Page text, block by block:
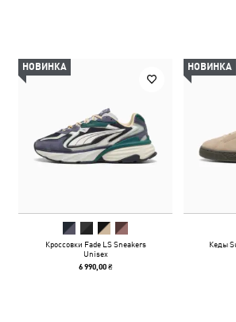
НОВИНКА
Кроссовки Fade LS Sneakers
Unisex
6 990,00 ₴
НОВИНКА
Кеды